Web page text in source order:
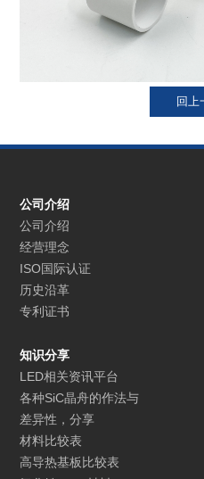
公司介绍
公司介绍
经营理念
ISO国际认证
历史沿革
专利证书
知识分享
LED相关资讯平台
各种SiC晶舟的作法与
差异性，分享
材料比较表
高导热基板比较表